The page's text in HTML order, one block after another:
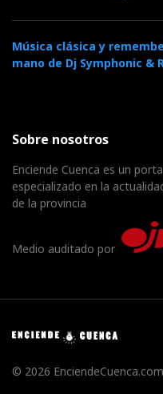
Música clásica y
mano de Dj Symphonic &
Sobre nosotros
Enciende Cuenca es un
especializado en la
de la provincia
Medio auditado por
© 2026 EnciendeCuenca.com